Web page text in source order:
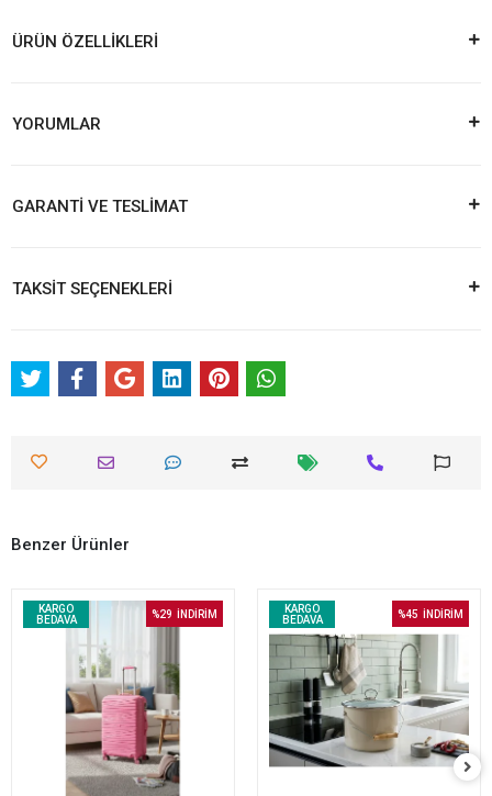
ÜRÜN ÖZELLİKLERİ
YORUMLAR
GARANTİ VE TESLİMAT
TAKSİT SEÇENEKLERİ
Benzer Ürünler
KARGO
BEDAVA
%29 İNDİRİM
KARGO
BEDAVA
%45 İNDİRİM